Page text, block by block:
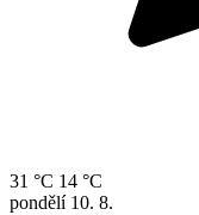
31 °C 14 °C
pondělí 10. 8.